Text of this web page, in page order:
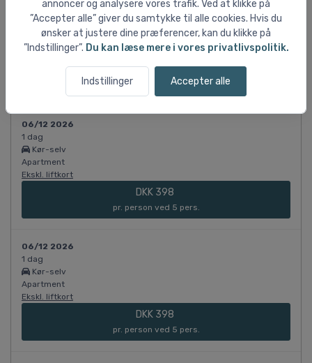
annoncer og analysere vores trafik. Ved at klikke på
”Accepter alle” giver du samtykke til alle cookies. Hvis du
ønsker at justere dine præferencer, kan du klikke på
”Indstillinger”. Du kan læse mere i vores privatlivspolitik.
Indstillinger Accepter alle
06/12 2026
1 dag
Kør-selv
Ekskl. liftkort
DKK 398
pr. person ved 5 pers.
06/12 2026
1 dag
Kør-selv
Apartment
Ekskl. liftkort
DKK 398
pr. person ved 5 pers.
06/12 2026
1 dag
Kør-selv
Apartment
Ekskl. liftkort
DKK 398
pr. person ved 5 pers.